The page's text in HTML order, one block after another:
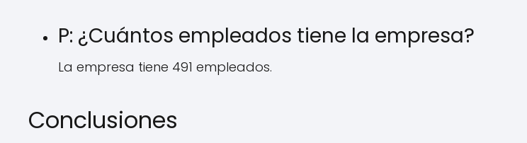
P: ¿Cuántos empleados tiene la empresa?
La empresa tiene 491 empleados.
Conclusiones